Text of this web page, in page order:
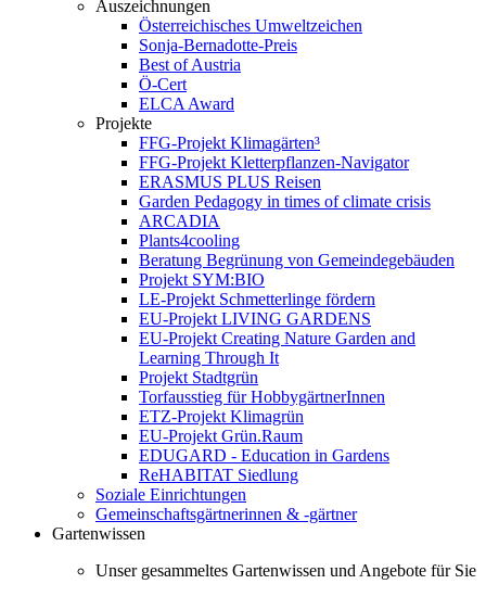
Auszeichnungen
Österreichisches Umweltzeichen
Sonja-Bernadotte-Preis
Best of Austria
Ö-Cert
ELCA Award
Projekte
FFG-Projekt Klimagärten³
FFG-Projekt Kletterpflanzen-Navigator
ERASMUS PLUS Reisen
Garden Pedagogy in times of climate crisis
ARCADIA
Plants4cooling
Beratung Begrünung von Gemeindegebäuden
Projekt SYM:BIO
LE-Projekt Schmetterlinge fördern
EU-Projekt LIVING GARDENS
EU-Projekt Creating Nature Garden and
Learning Through It
Projekt Stadtgrün
Torfausstieg für HobbygärtnerInnen
ETZ-Projekt Klimagrün
EU-Projekt Grün.Raum
EDUGARD - Education in Gardens
ReHABITAT Siedlung
Soziale Einrichtungen
Gemeinschaftsgärtnerinnen & -gärtner
Gartenwissen
Unser gesammeltes Gartenwissen und Angebote für Sie